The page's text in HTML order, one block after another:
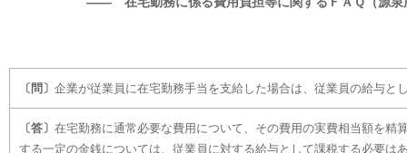
〔問〕 企業が従業員に在宅勤務手当を支給した場合は、従業員の給与と
〔答〕 在宅勤務に通常必要な費用について、その費用の実費相当額を精
する一定の金銭については、従業員に対する給与として課税する必要は